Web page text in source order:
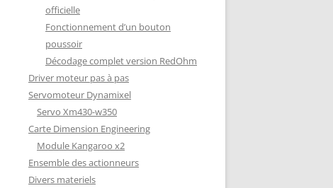
officielle
Fonctionnement d’un bouton
poussoir
Décodage complet version RedOhm
Driver moteur pas à pas
Servomoteur Dynamixel
Servo Xm430-w350
Carte Dimension Engineering
Module Kangaroo x2
Ensemble des actionneurs
Divers materiels